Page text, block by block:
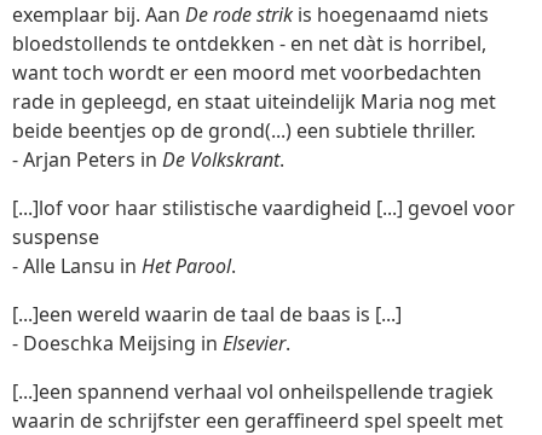
exemplaar bij. Aan De rode strik is hoegenaamd niets
bloedstollends te ontdekken - en net dàt is horribel,
want toch wordt er een moord met voorbedachten
rade in gepleegd, en staat uiteindelijk Maria nog met
beide beentjes op de grond(...) een subtiele thriller.
- Arjan Peters in De Volkskrant.
[...]lof voor haar stilistische vaardigheid [...] gevoel voor
suspense
- Alle Lansu in Het Parool.
[...]een wereld waarin de taal de baas is [...]
- Doeschka Meijsing in Elsevier.
[...]een spannend verhaal vol onheilspellende tragiek
waarin de schrijfster een geraffineerd spel speelt met